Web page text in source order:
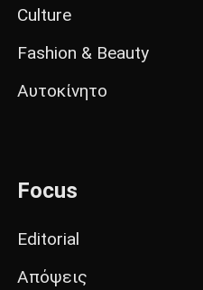
Culture
Fashion & Beauty
Αυτοκίνητο
Focus
Editorial
Απόψεις